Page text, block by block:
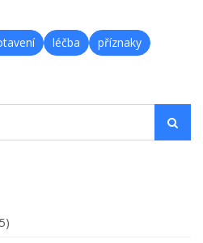
léčba příznaky